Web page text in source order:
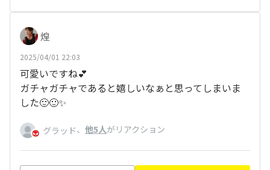
煌
2025/04/01 22:03
可愛いですね💕︎
ガチャガチャであると嬉しいなぁと思ってしまいま
した🙂🙂✨️
グラッド、 他5人がリアクション